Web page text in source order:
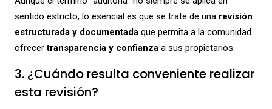
sentido estricto, lo esencial es que se trate de una revisión
estructurada y documentadaque permita a la comunidad
ofrecertransparencia y confianzaa sus propietarios.
3. ¿Cuándo resulta conveniente realizar
esta revisión?